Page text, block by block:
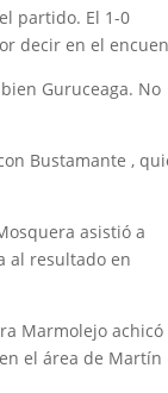
partido. El 1-0
decir en el
Guruceaga. No
Bustamante ,
asistió a
al resultado en
Marmolejo achicó
el área de Martín